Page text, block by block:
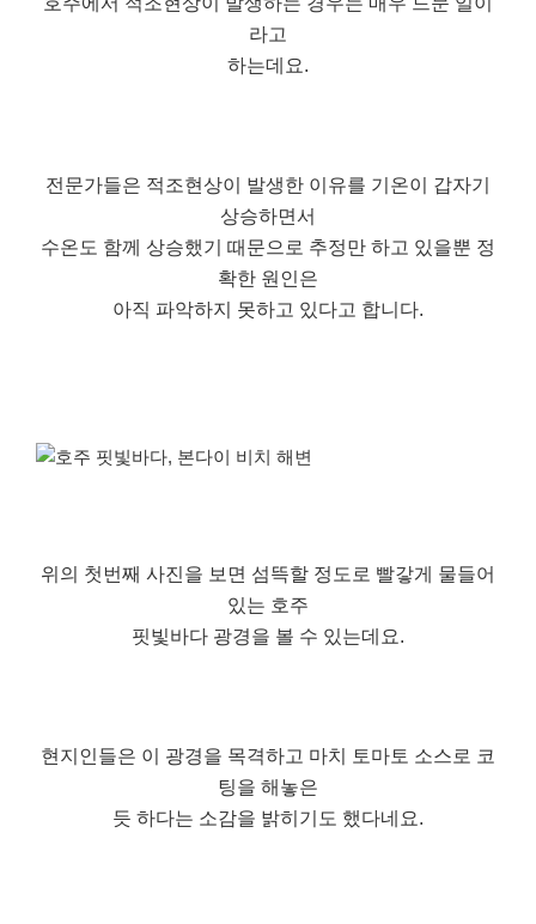
라고
하는데요.
전문가들은 적조현상이 발생한 이유를 기온이 갑자기
상승하면서
수온도 함께 상승했기 때문으로 추정만 하고 있을뿐 정
확한 원인은
아직 파악하지 못하고 있다고 합니다.
위의 첫번째 사진을 보면 섬뜩할 정도로 빨갛게 물들어
있는 호주
핏빛바다 광경을 볼 수 있는데요.
현지인들은 이 광경을 목격하고 마치 토마토 소스로 코
팅을 해놓은
듯 하다는 소감을 밝히기도 했다네요.